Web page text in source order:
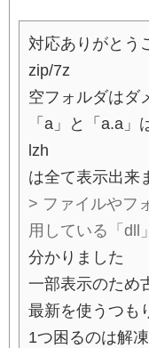
対応ありがとう
zip/7z
空フォルダはダ
「a」と「a.a」
lzh
は全て表示出来
> ファイルやフ
用している「dll
分かりました
一部表示のため
最新を使うつも
1つ困るのは解